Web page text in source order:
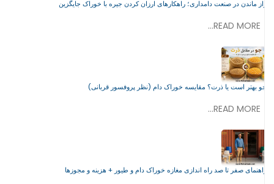
راز ماندن در صنعت دامداری؛ راهکارهای ارزان کردن جیره با خوراک جایگزین
READ MORE...
جو بهتر است یا ذرت؟ مقایسه خوراک دام (نظر پروفسور قربانی)
READ MORE...
راهنمای صفر تا صد راه اندازی مغازه خوراک دام و طیور + هزینه و مجوزها